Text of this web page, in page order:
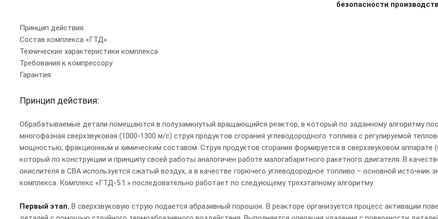
безопасности
Принцип действия
Состав комплекса «ГТД»
Технические характеристики комплекса
Требования к компрессору
Гарантия
Принцип действия:
Обрабатываемые детали помещаются в полузамкнутый вращающийся реактор, в который по заданному алгоритму
многофазная сверхзвуковая (1000-1300 м/с) струя продуктов сгорания углеводородного топлива с регулируемой
мощностью, фракционным и химическим составом. Струя продуктов сгорания формируется в сверхзвуковом аппарате
который по конструкции и принципу своей работы аналогичен работе малогабаритного ракетного двигателя. В
окислителя в СВА используется сжатый воздух, а в качестве горючего углеводородное топливо – основной источник
комплекса. Комплекс «ГТД-5.1.» последовательно работает по следующему трехэтапному алгоритму.
Первый этап. В сверхзвуковую струю подается абразивный порошок. В реакторе организуется процесс активации